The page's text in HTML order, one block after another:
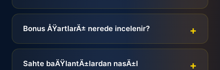
Bonus ÅŸartlarÄ± nerede incelenir?
Sahte baÄŸlantÄ±lardan nasÄ±l